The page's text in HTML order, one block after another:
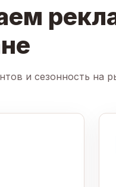
и сезонность на